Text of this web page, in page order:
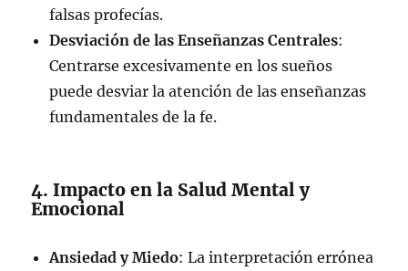
falsas profecías.
Desviación de las Enseñanzas Centrales:
Centrarse excesivamente en los sueños
puede desviar la atención de las enseñanzas
fundamentales de la fe.
4. Impacto en la Salud Mental y
Emocional
Ansiedad y Miedo: La interpretación errónea